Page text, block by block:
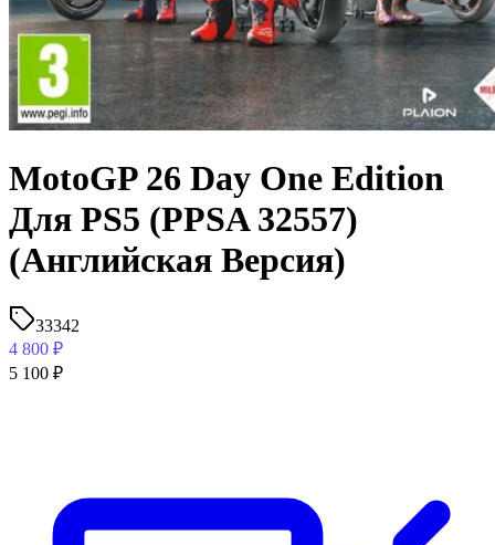
MotoGP 26 Day One Edition
Для PS5 (PPSA 32557)
(Английская Версия)
33342
4 800 ₽
5 100 ₽